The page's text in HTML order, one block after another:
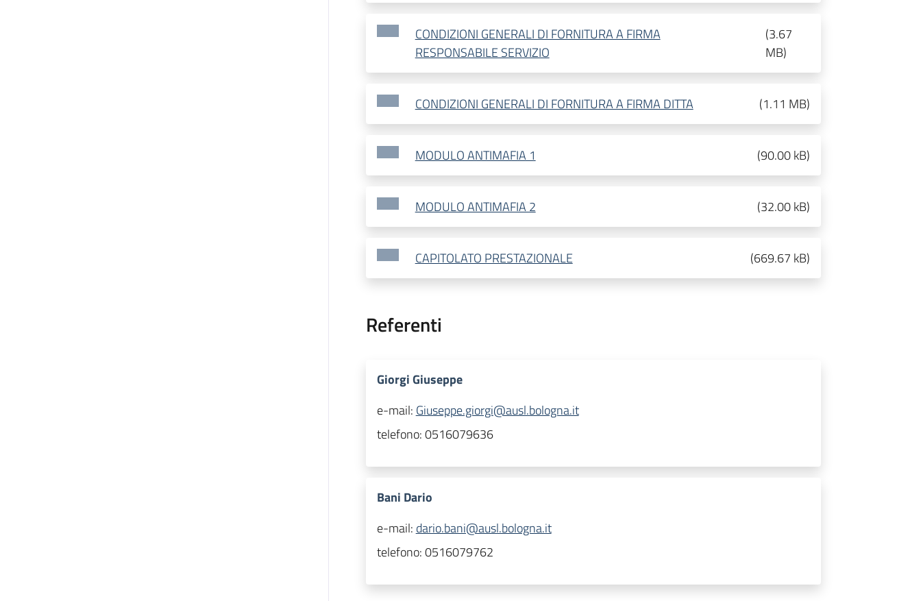
CONDIZIONI GENERALI DI FORNITURA A FIRMA
RESPONSABILE SERVIZIO
(3.67
MB)
CONDIZIONI GENERALI DI FORNITURA A FIRMA DITTA (1.11 MB)
MODULO ANTIMAFIA 1 (90.00 kB)
MODULO ANTIMAFIA 2 (32.00 kB)
CAPITOLATO PRESTAZIONALE (669.67 kB)
Referenti
Giorgi Giuseppe
e-mail: Giuseppe.giorgi@ausl.bologna.it
telefono:0516079636
Bani Dario
e-mail: dario.bani@ausl.bologna.it
telefono:0516079762